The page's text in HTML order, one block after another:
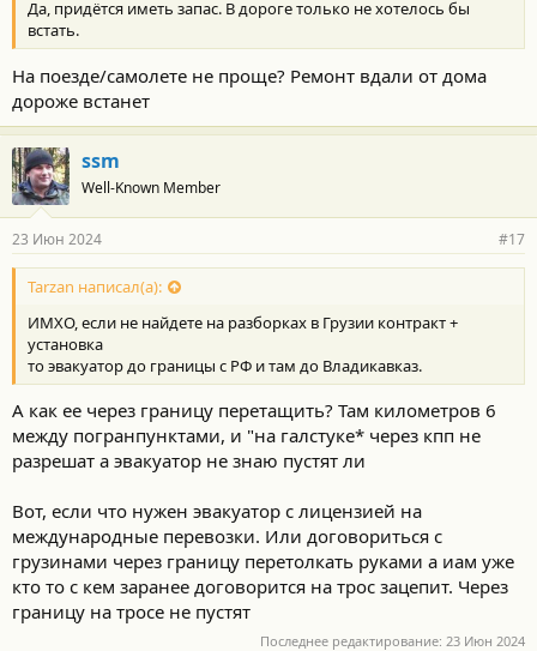
Да, придётся иметь запас. В дороге только не хотелось бы
встать.
На поезде/самолете не проще? Ремонт вдали от дома
дороже встанет
ssm
Well-Known Member
23 Июн 2024 #17
Tarzan написал(а):
ИМХО, если не найдете на разборках в Грузии контракт +
установка
то эвакуатор до границы с РФ и там до Владикавказ.
А как ее через границу перетащить? Там километров 6
между погранпунктами, и "на галстуке* через кпп не
разрешат а эвакуатор не знаю пустят ли
Вот, если что нужен эвакуатор с лицензией на
международные перевозки. Или договориться с
грузинами через границу перетолкать руками а иам уже
кто то с кем заранее договорится на трос зацепит. Через
границу на тросе не пустят
Последнее редактирование: 23 Июн 2024